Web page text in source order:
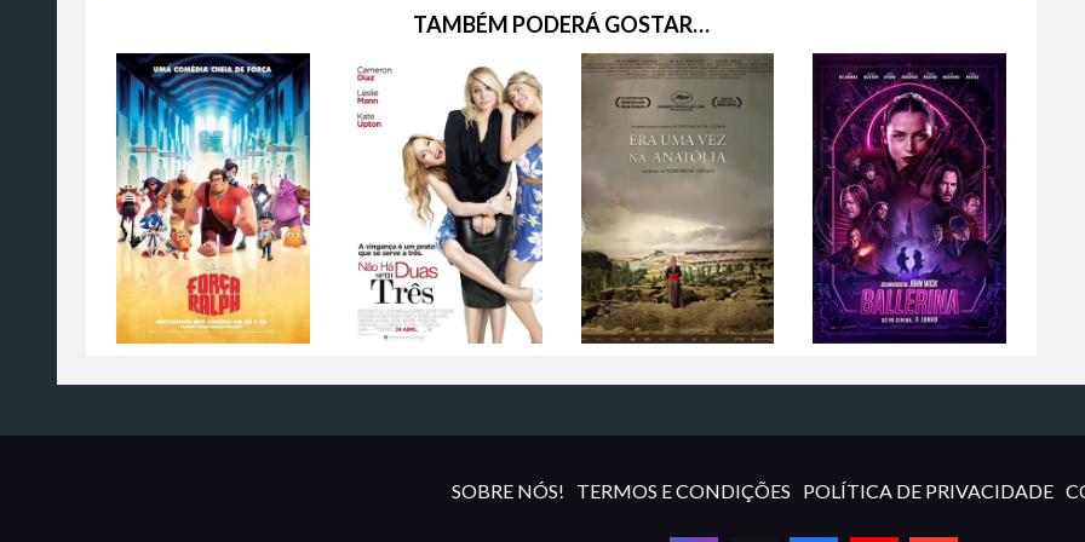
TAMBÉM PODERÁ GOSTAR…
SOBRE NÓS! TERMOS E CONDIÇÕES POLÍTICA DE PRIVACIDADE